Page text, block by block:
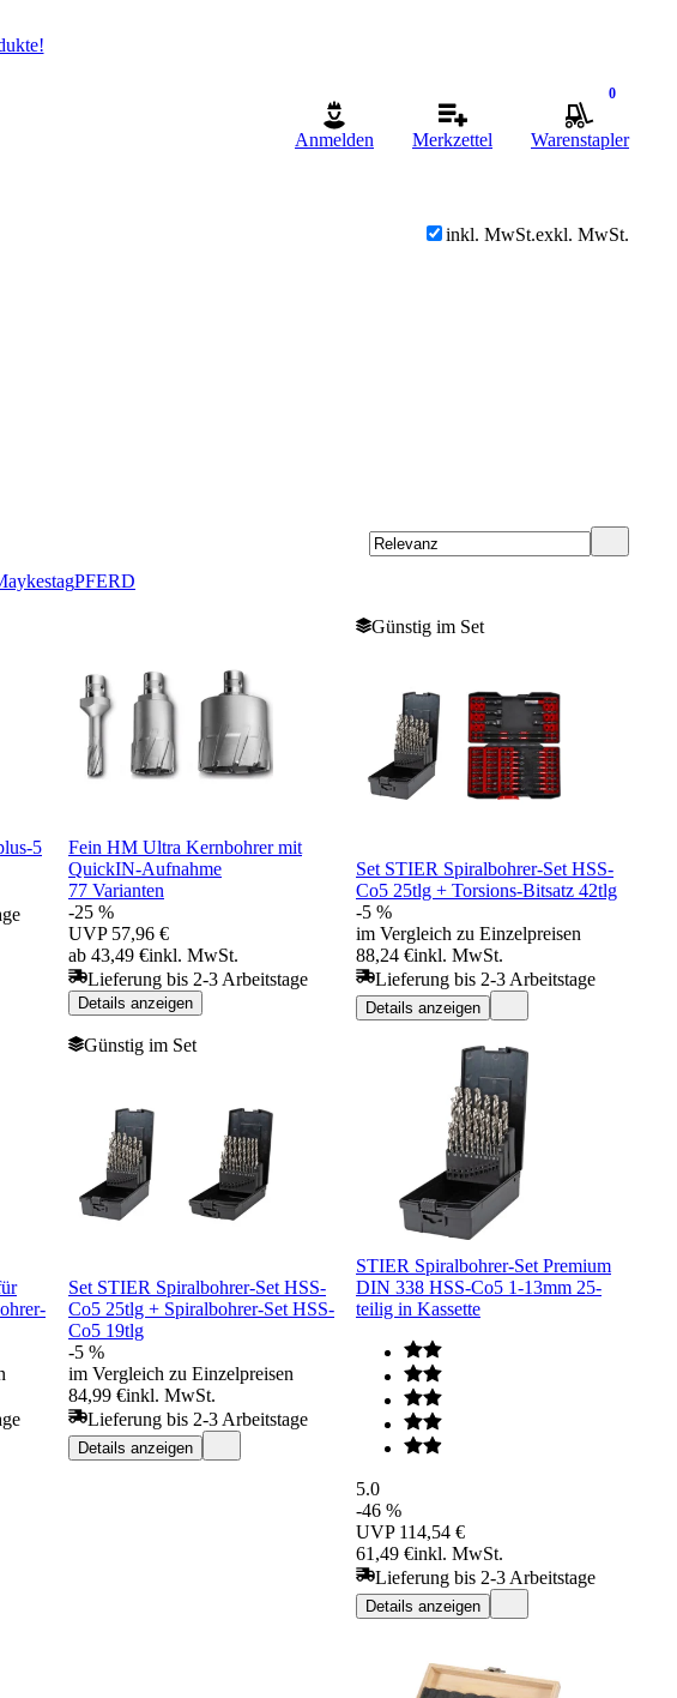
Anmelden Merkzettel
0
Warenstapler
inkl. MwSt.exkl. MwSt.
PFERD
5
Fein HM Ultra Kernbohrer mit
QuickIN-Aufnahme
77 Varianten
-25 %
UVP 57,96 €
ab 43,49 €inkl. MwSt.
Lieferung bis 2-3 Arbeitstage
Details anzeigen
Günstig im Set
Set STIER Spiralbohrer-Set HSS-
Co5 25tlg + Torsions-Bitsatz 42tlg
-5 %
im Vergleich zu Einzelpreisen
88,24 €inkl. MwSt.
Lieferung bis 2-3 Arbeitstage
Details anzeigen
Günstig im Set
Set STIER Spiralbohrer-Set HSS-
Co5 25tlg + Spiralbohrer-Set HSS-
Co5 19tlg
-5 %
im Vergleich zu Einzelpreisen
84,99 €inkl. MwSt.
Lieferung bis 2-3 Arbeitstage
Details anzeigen
STIER Spiralbohrer-Set Premium
DIN 338 HSS-Co5 1-13mm 25-
teilig in Kassette
5.0
-46 %
UVP 114,54 €
61,49 €inkl. MwSt.
Lieferung bis 2-3 Arbeitstage
Details anzeigen